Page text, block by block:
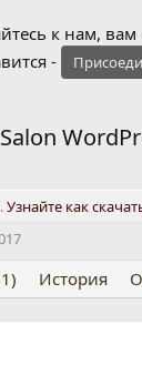
к нам, вам
-
Узнайте как
История